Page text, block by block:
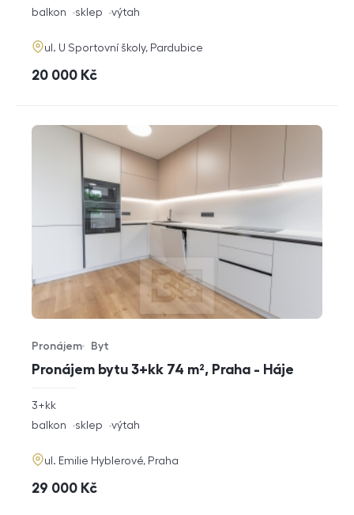
funkce
balkon sklep výtah
adresa
ul. U Sportovní školy, Pardubice
cena
20 000 Kč
Pronájem bytu 3+kk 74 m², Praha - Háje
Typ nabídky
Pronájem
Typ nemovitosti
Byt
rozměry
3+kk
funkce
balkon sklep výtah
adresa
ul. Emilie Hyblerové, Praha
cena
29 000 Kč